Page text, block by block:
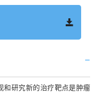
和研究新的治疗靶点是肿瘤